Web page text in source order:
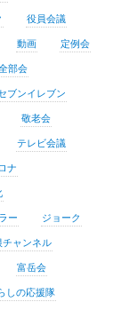
役員会議
動画
定例会
部会
ブンイレブン
敬老会
テレビ会議
ナ
ー
ジョーク
チャンネル
富岳会
しの応援隊